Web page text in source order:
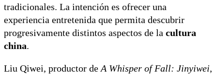
tradicionales. La intención es ofrecer una
experiencia entretenida que permita descubrir
progresivamente distintos aspectos de la cultura
china.
Liu Qiwei, productor de A Whisper of Fall: Jinyiwei,